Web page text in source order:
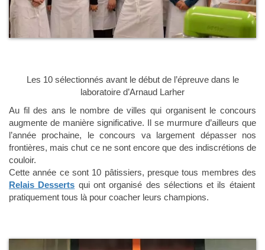
Les 10 sélectionnés avant le début de l’épreuve dans le
laboratoire d’Arnaud Larher
Au fil des ans le nombre de villes qui organisent le concours
augmente de manière significative. Il se murmure d’ailleurs que
l’année prochaine, le concours va largement dépasser nos
frontières, mais chut ce ne sont encore que des indiscrétions de
couloir.
Cette année ce sont 10 pâtissiers, presque tous membres des
Relais Desserts qui ont organisé des sélections et ils étaient
pratiquement tous là pour coacher leurs champions.